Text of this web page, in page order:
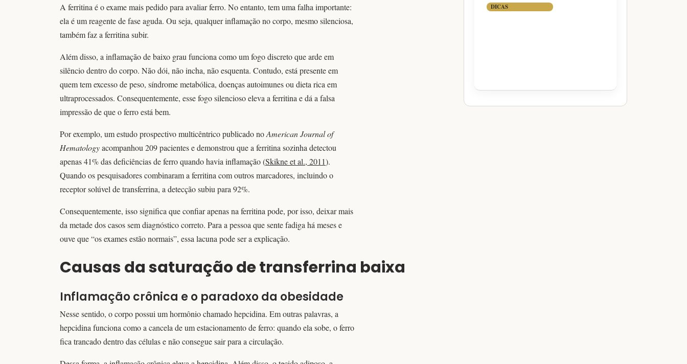
A ferritina é o exame mais pedido para avaliar ferro. No entanto, tem uma falha importante:
ela é um reagente de fase aguda. Ou seja, qualquer inflamação no corpo, mesmo silenciosa,
também faz a ferritina subir.
Além disso, a inflamação de baixo grau funciona como um fogo discreto que arde em
silêncio dentro do corpo. Não dói, não incha, não esquenta. Contudo, está presente em
quem tem excesso de peso, síndrome metabólica, doenças autoimunes ou dieta rica em
ultraprocessados. Consequentemente, esse fogo silencioso eleva a ferritina e dá a falsa
impressão de que o ferro está bem.
Por exemplo, um estudo prospectivo multicêntrico publicado noAmerican Journal of
Hematologyacompanhou 209 pacientes e demonstrou que a ferritina sozinha detectou
apenas 41% das deficiências de ferro quando havia inflamação (Skikne et al., 2011).
Quando os pesquisadores combinaram a ferritina com outros marcadores, incluindo o
receptor solúvel de transferrina, a detecção subiu para 92%.
Consequentemente, isso significa que confiar apenas na ferritina pode, por isso, deixar mais
da metade dos casos sem diagnóstico correto. Para a pessoa que sente fadiga há meses e
ouve que “os exames estão normais”, essa lacuna pode ser a explicação.
Causas da saturação de transferrina baixa
Inflamação crônica e o paradoxo da obesidade
Nesse sentido, o corpo possui um hormônio chamado hepcidina. Em outras palavras, a
hepcidina funciona como a cancela de um estacionamento de ferro: quando ela sobe, o ferro
fica trancado dentro das células e não consegue sair para a circulação.
DICAS